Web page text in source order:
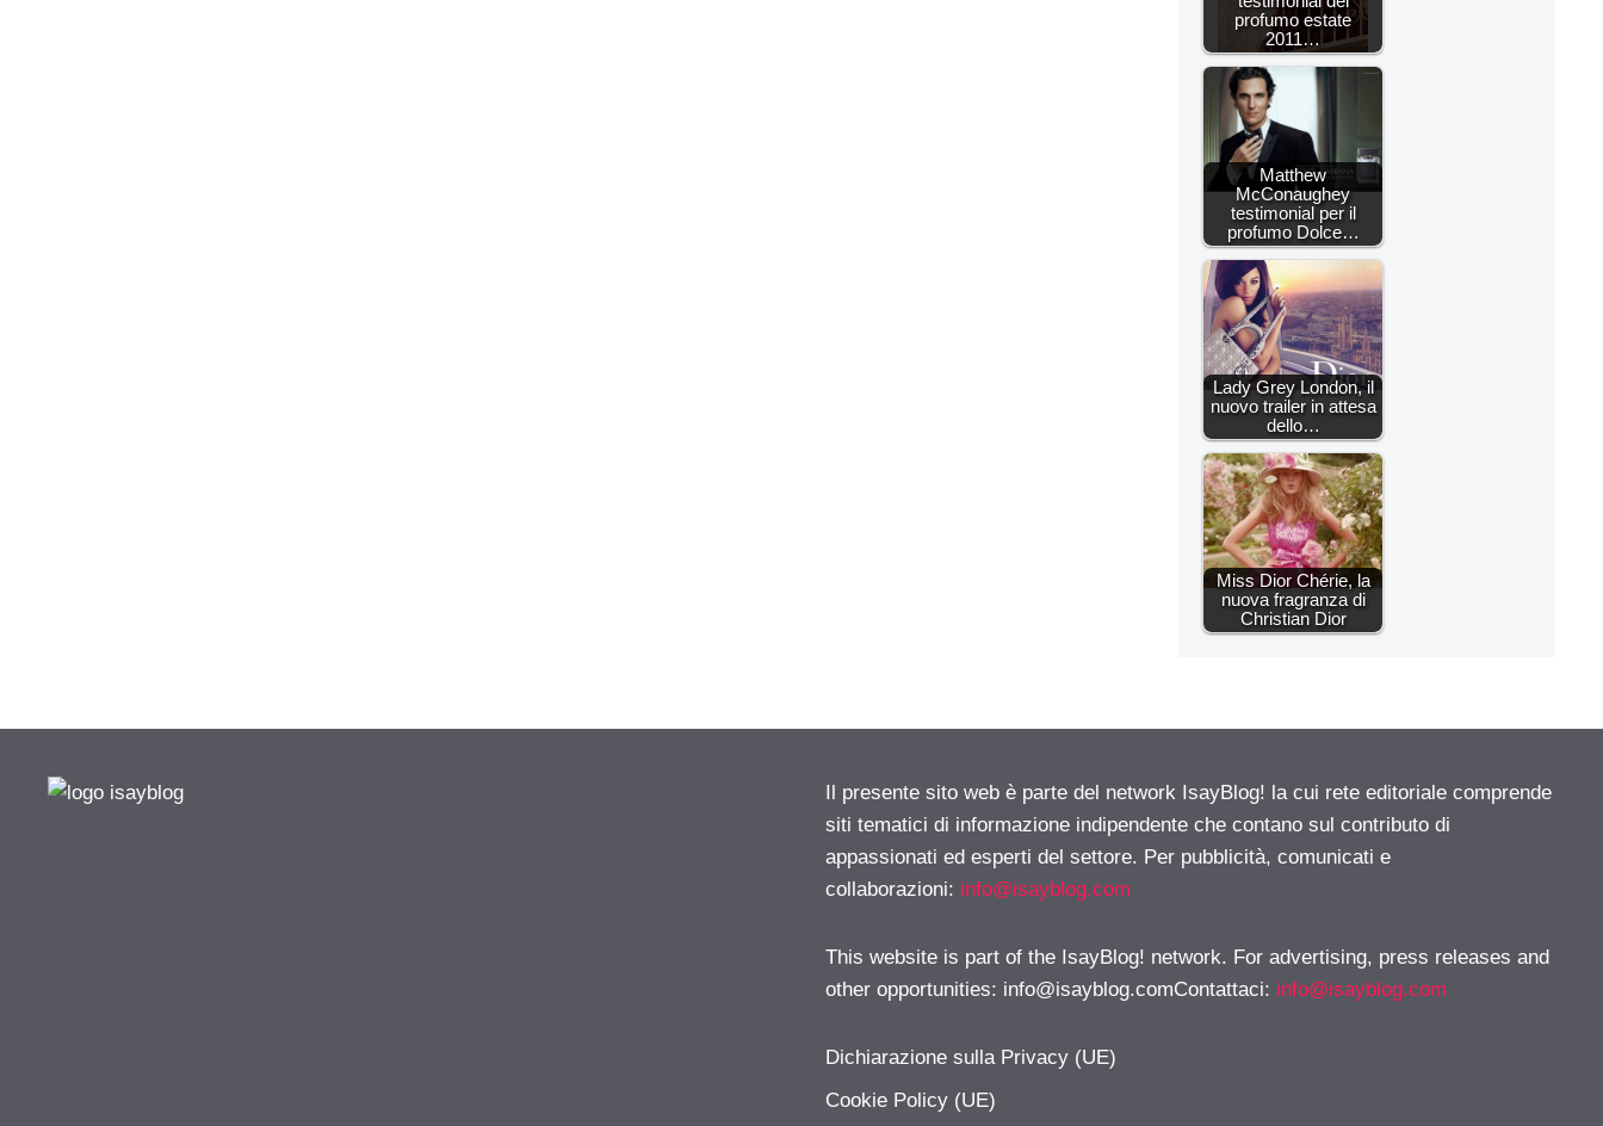
profumo estate
2011…
Matthew
McConaughey
testimonial per il
profumo Dolce…
Lady Grey London, il
nuovo trailer in attesa
dello…
Miss Dior Chérie, la
nuova fragranza di
Christian Dior
Il presente sito web è parte del network IsayBlog! la cui rete editoriale comprende
siti tematici di informazione indipendente che contano sul contributo di
appassionati ed esperti del settore. Per pubblicità, comunicati e
collaborazioni: info@isayblog.com
This website is part of the IsayBlog! network. For advertising, press releases and
other opportunities: info@isayblog.comContattaci: info@isayblog.com
Dichiarazione sulla Privacy (UE)
Cookie Policy (UE)